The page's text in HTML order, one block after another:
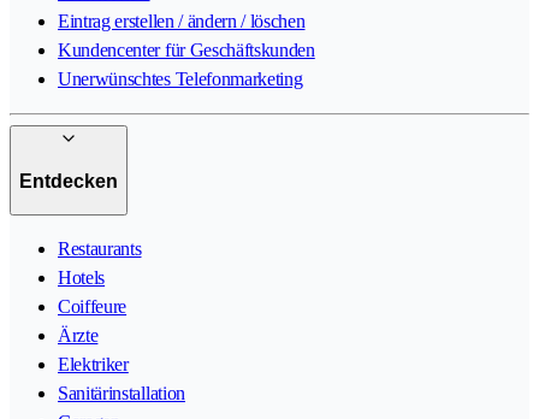
Eintrag erstellen / ändern / löschen
Kundencenter für Geschäftskunden
Unerwünschtes Telefonmarketing
Entdecken
Restaurants
Hotels
Coiffeure
Ärzte
Elektriker
Sanitärinstallation